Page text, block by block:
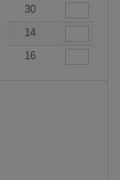
10.57
30
10.57
14
10.57
16